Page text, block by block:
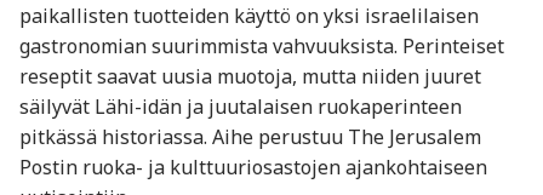
paikallisten tuotteiden käyttö on yksi israelilaisen
gastronomian suurimmista vahvuuksista. Perinteiset
reseptit saavat uusia muotoja, mutta niiden juuret
säilyvät Lähi-idän ja juutalaisen ruokaperinteen
pitkässä historiassa. Aihe perustuu The Jerusalem
Postin ruoka- ja kulttuuriosastojen ajankohtaiseen